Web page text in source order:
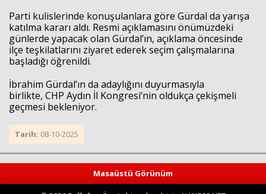
Parti kulislerinde konuşulanlara göre Gürdal da yarışa
katılma kararı aldı. Resmi açıklamasını önümüzdeki
günlerde yapacak olan Gürdal’ın, açıklama öncesinde
ilçe teşkilatlarını ziyaret ederek seçim çalışmalarına
başladığı öğrenildi.
İbrahim Gürdal’ın da adaylığını duyurmasıyla
birlikte, CHP Aydın İl Kongresi’nin oldukça çekişmeli
geçmesi bekleniyor.
Tarih: 08-10-2025
Masaüstü Görünüm